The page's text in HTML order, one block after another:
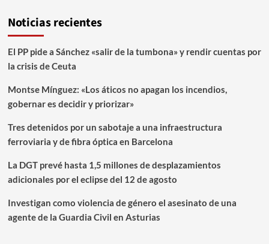
Noticias recientes
El PP pide a Sánchez «salir de la tumbona» y rendir cuentas por
la crisis de Ceuta
Montse Mínguez: «Los áticos no apagan los incendios,
gobernar es decidir y priorizar»
Tres detenidos por un sabotaje a una infraestructura
ferroviaria y de fibra óptica en Barcelona
La DGT prevé hasta 1,5 millones de desplazamientos
adicionales por el eclipse del 12 de agosto
Investigan como violencia de género el asesinato de una
agente de la Guardia Civil en Asturias